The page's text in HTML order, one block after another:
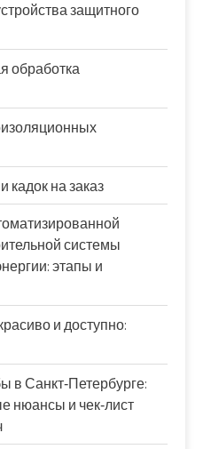
защитного
обработка
кадок на заказ
системы
этапы и
и доступно:
в Санкт‑Петербурге:
нюансы и чек‑лист